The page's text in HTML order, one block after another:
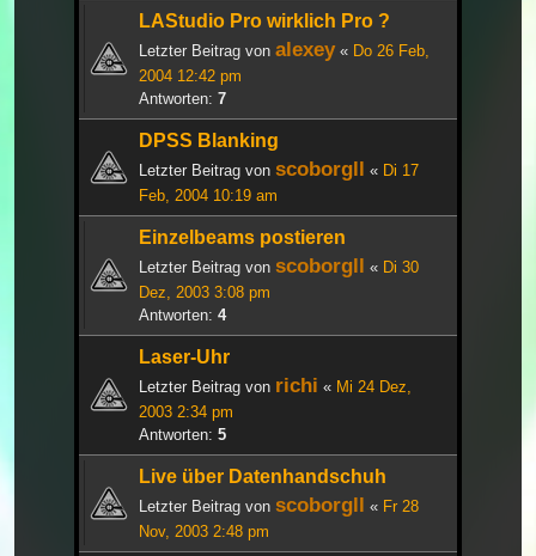
LAStudio Pro wirklich Pro ?
Letzter Beitrag von alexey« Do 26 Feb,
2004 12:42 pm
Antworten: 7
DPSS Blanking
Letzter Beitrag von scoborgll « Di 17
Feb, 2004 10:19 am
Einzelbeams postieren
Letzter Beitrag von scoborgll « Di 30
Dez, 2003 3:08 pm
Antworten: 4
Laser-Uhr
Letzter Beitrag von richi « Mi 24 Dez,
2003 2:34 pm
Antworten: 5
Live über Datenhandschuh
Letzter Beitrag von scoborgll « Fr 28
Nov, 2003 2:48 pm